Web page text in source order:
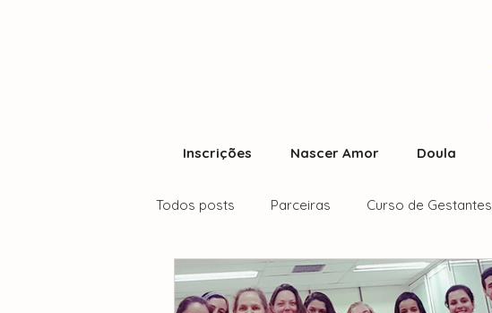
Inscrições Nascer Amor Doula
Todos posts Parceiras Curso de Gestantes